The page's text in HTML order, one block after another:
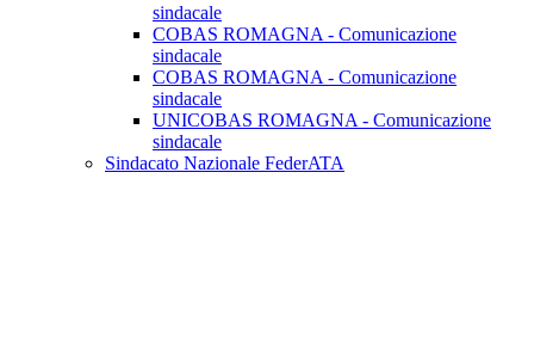
sindacale
COBAS ROMAGNA - Comunicazione
sindacale
COBAS ROMAGNA - Comunicazione
sindacale
UNICOBAS ROMAGNA - Comunicazione
sindacale
Sindacato Nazionale FederATA